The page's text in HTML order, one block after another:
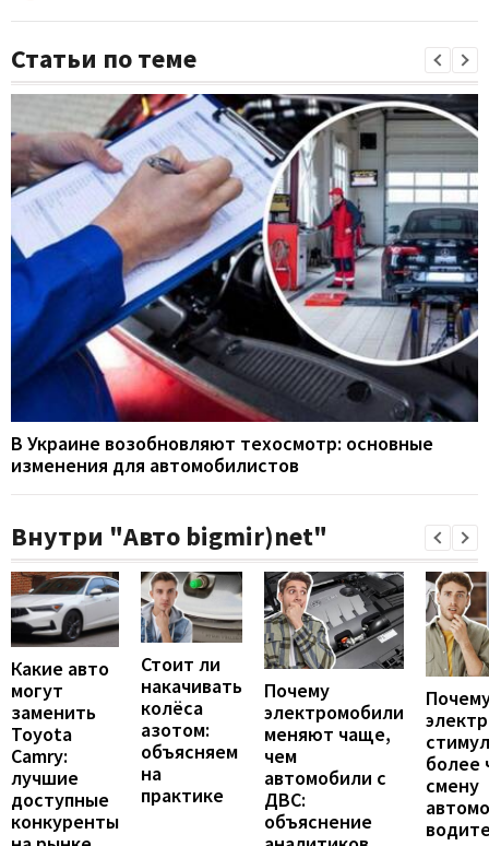
Статьи по теме
В Украине возобновляют техосмотр: основные
изменения для автомобилистов
Внутри "Авто bigmir)net"
Какие авто
могут
заменить
Toyota
Camry:
лучшие
доступные
конкуренты
Стоит ли
накачивать
колёса
азотом:
объясняем
на
практике
Почему
электромобили
меняют чаще,
чем
автомобили с
ДВС:
объяснение
более
смену